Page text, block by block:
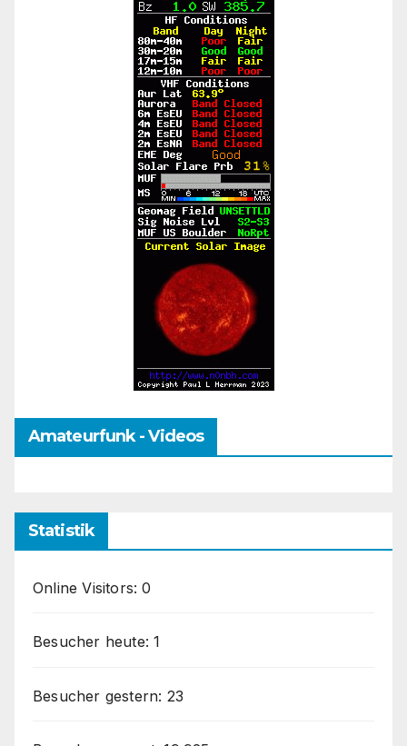
Amateurfunk - Videos
Statistik
Online Visitors:0
Besucher heute:1
Besucher gestern: 23